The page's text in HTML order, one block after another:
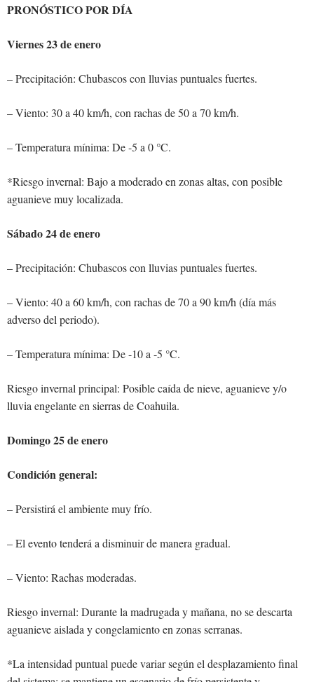
PRONÓSTICO POR DÍA
Viernes 23 de enero
– Precipitación: Chubascos con lluvias puntuales fuertes.
– Viento: 30 a 40 km/h, con rachas de 50 a 70 km/h.
– Temperatura mínima: De -5 a 0 °C.
*Riesgo invernal: Bajo a moderado en zonas altas, con posible
aguanieve muy localizada.
Sábado 24 de enero
– Precipitación: Chubascos con lluvias puntuales fuertes.
– Viento: 40 a 60 km/h, con rachas de 70 a 90 km/h (día más
adverso del periodo).
– Temperatura mínima: De -10 a -5 °C.
Riesgo invernal principal: Posible caída de nieve, aguanieve y/o
lluvia engelante en sierras de Coahuila.
Domingo 25 de enero
Condición general:
– Persistirá el ambiente muy frío.
– El evento tenderá a disminuir de manera gradual.
– Viento: Rachas moderadas.
Riesgo invernal: Durante la madrugada y mañana, no se descarta
aguanieve aislada y congelamiento en zonas serranas.
*La intensidad puntual puede variar según el desplazamiento final